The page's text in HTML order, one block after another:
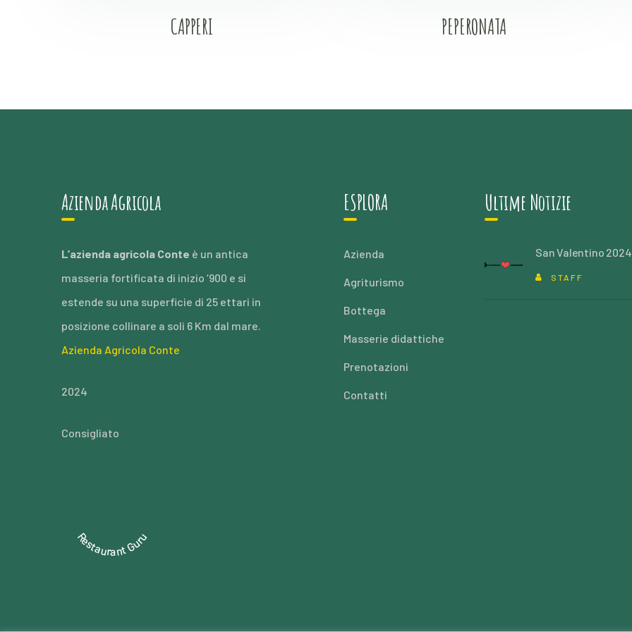
CAPPERI PEPERONATA
Azienda Agricola
L’azienda agricola Conte è un antica
masseria fortificata di inizio ‘900 e si
estende su una superficie di 25 ettari in
posizione collinare a soli 6 Km dal mare.
Azienda Agricola Conte
2024
Consigliato
Restaurant Guru
ESPLORA
Azienda
Agriturismo
Bottega
Masserie didattiche
Prenotazioni
Contatti
Ultime Notizie
San Valentino 2024
STAFF